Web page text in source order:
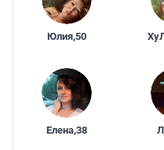
Юлия,50
Елена,38